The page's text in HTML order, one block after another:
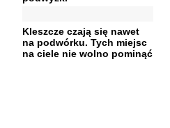
Kleszcze czają się nawet
na podwórku. Tych miejsc
na ciele nie wolno pominąć